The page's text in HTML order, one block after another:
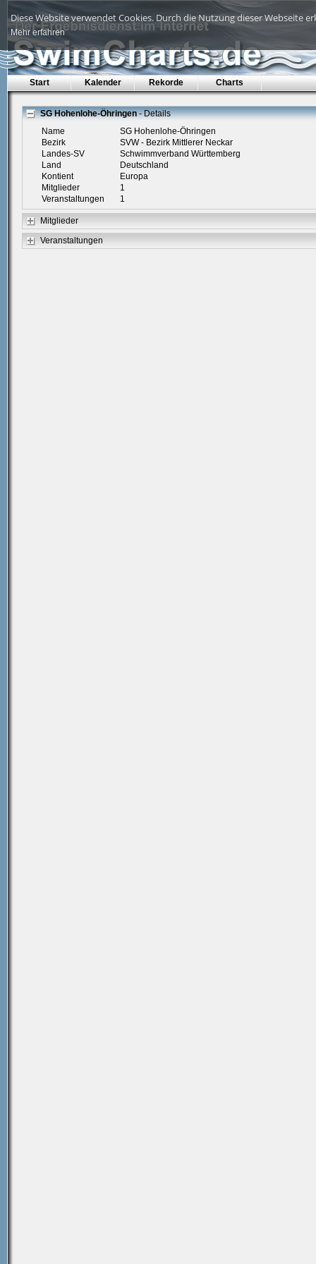
Diese Website verwendet Cookies. Durch die Nutzung dieser Webseite
Mehr erfahren
Start Kalender Rekorde Charts
SG Hohenlohe-Öhringen- Details
Name
SG Hohenlohe-Öhringen
Bezirk
SVW - Bezirk Mittlerer Neckar
Landes-SV
Schwimmverband Württemberg
Land
Deutschland
Kontient
Europa
Mitglieder
1
Veranstaltungen
1
Mitglieder
Veranstaltungen